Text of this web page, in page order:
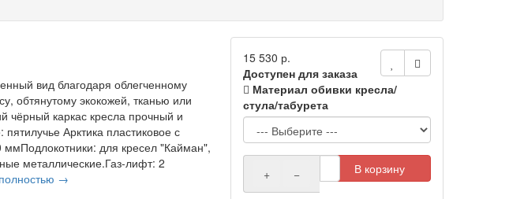
вид благодаря облегченному
обтянутому экокожей, тканью или
чёрный каркас кресла прочный и
Арктика пластиковое с
ммПодлокотники: для кресел "Кайман",
металлические.Газ-лифт: 2
→
15 530 р.
Доступен для заказа
Материал обивки кресла/
стула/табурета
+ − В корзину